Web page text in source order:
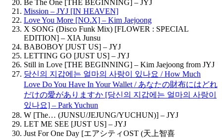
Be The One [THE BEGINNING] – JYJ
Mission – JYJ [IN HEAVEN]
Love You More [NO.X] – Kim Jaejoong
X SONG (Disco Funk Mix) [FLOWER : SPECIAL
EDITION] – XIA Junsu
BABOBOY [JUST US] – JYJ
LETTING GO [JUST US] – JYJ
Still in Love [THE BEGINNING] – Kim Jaejoong from JYJ
당신의 지갑에는 얼마의 사랑이 있나요 / How Much
Love Do You Have In Your Wallet / あなたの財布にはどれ
だけの愛がありますか [당신의 지갑에는 얼마의 사랑이
있나요] – Park Yuchun
W [The… (JUNSU/JEJUNG/YUCHUN)] – JYJ
LET ME SEE [JUST US] – JYJ
Just For One Day [エアシティOST (天上智喜